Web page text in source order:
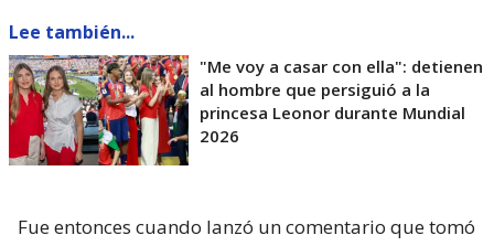
Lee también...
"Me voy a casar con ella": detienen
al hombre que persiguió a la
princesa Leonor durante Mundial
2026
Fue entonces cuando lanzó un comentario que tomó